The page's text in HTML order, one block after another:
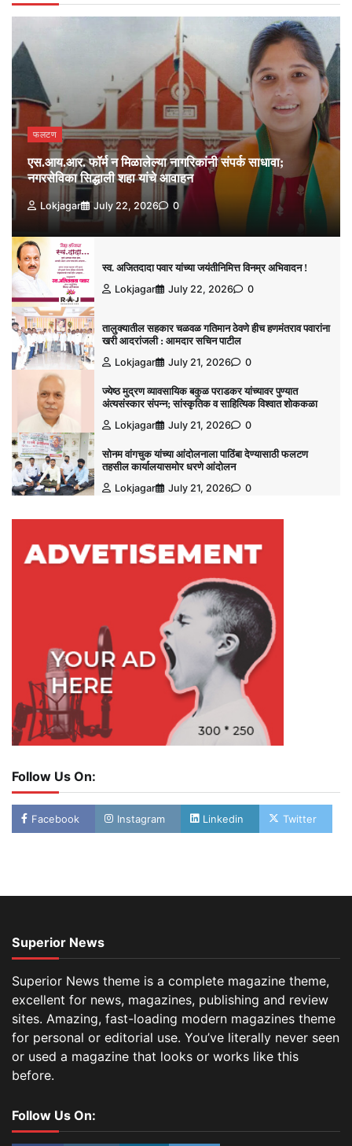
फलटण
एस.आय.आर. फॉर्म न मिळालेल्या नागरिकांनी संपर्क साधावा;
नगरसेविका सिद्धाली शहा यांचे आवाहन
Lokjagar July 22, 2026 0
स्व. अजितदादा पवार यांच्या जयंतीनिमित्त विनम्र अभिवादन !
Lokjagar
July 22, 2026 0
तालुक्यातील सहकार चळवळ गतिमान ठेवणे हीच हणमंतराव पवारांना
खरी आदरांजली : आमदार सचिन पाटील
Lokjagar
July 21, 2026 0
ज्येष्ठ मुद्रण व्यावसायिक बकुळ पराडकर यांच्यावर पुण्यात
अंत्यसंस्कार संपन्न; सांस्कृतिक व साहित्यिक विश्‍वात शोककळा
Lokjagar
July 21, 2026 0
सोनम वांगचुक यांच्या आंदोलनाला पाठिंबा देण्यासाठी फलटण
तहसील कार्यालयासमोर धरणे आंदोलन
Lokjagar
July 21, 2026 0
Follow Us On:
Facebook Instagram Linkedin Twitter
Superior News
Superior News theme is a complete magazine theme,
excellent for news, magazines, publishing and review
sites. Amazing, fast-loading modern magazines theme
for personal or editorial use. You’ve literally never seen
or used a magazine that looks or works like this
before.
Follow Us On: